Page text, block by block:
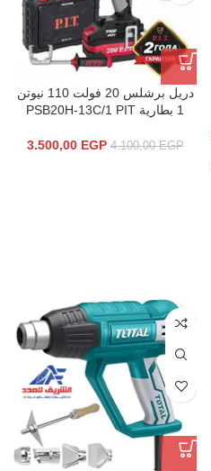
دريل برشلس 20 فولت 110 نيوتن
1 بطارية PSB20H-13C/1 PIT
4.100,00EGP
3.500,00 EGP